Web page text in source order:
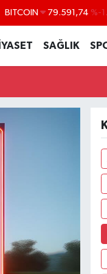
BITCOIN 79.591,74 %-
14.598,00
SAĞLIK